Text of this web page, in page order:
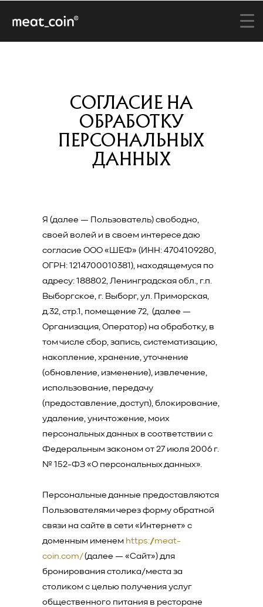
СОГЛАСИЕ НА
ОБРАБОТКУ
ПЕРСОНАЛЬНЫХ
ДАННЫХ
Я (далее — Пользователь) свободно,
своей волей и в своем интересе даю
согласие ООО «ШЕФ» (ИНН: 4704109280,
ОГРН: 1214700010381), находящемуся по
адресу: 188802, Ленинградская обл., г.п.
Выборгское, г. Выборг, ул. Приморская,
д.32, стр.1, помещение 72, (далее —
Организация, Оператор) на обработку, в
том числе сбор, запись, систематизацию,
накопление, хранение, уточнение
(обновление, изменение), извлечение,
использование, передачу
(предоставление, доступ), блокирование,
удаление, уничтожение, моих
персональных данных в соответствии с
Федеральным законом от 27 июля 2006 г.
№ 152-ФЗ «О персональных данных».
Персональные данные предоставляются
Пользователями через форму обратной
связи на сайте в сети «Интернет» с
доменным именем https://meat-
coin.com/(далее — «Сайт») для
бронирования столика/места за
столиком с целью получения услуг
общественного питания в ресторане